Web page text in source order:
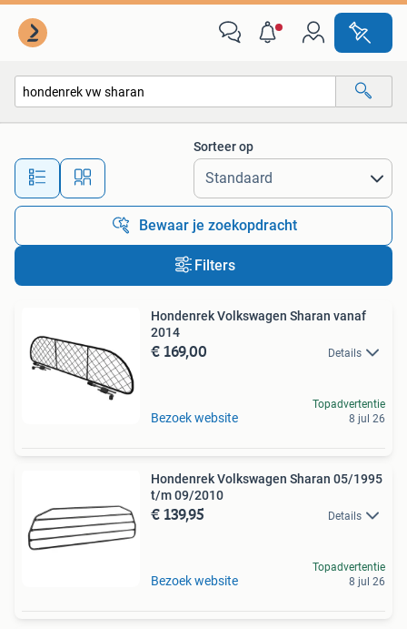
Alle afstanden…
Sorteer op
Bewaar je zoekopdracht
Filters
Hondenrek Volkswagen Sharan vanaf
2014
€ 169,00 Details
Bezoek website
Topadvertentie
8 jul 26
Hondenrek Volkswagen Sharan 05/1995
t/m 09/2010
€ 139,95 Details
Bezoek website
Topadvertentie
8 jul 26